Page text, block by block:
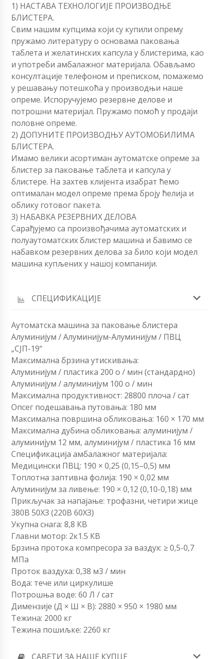
1) НАСТАВА ТЕХНОЛОГИЈЕ ПРОИЗВОДЊЕ
БЛИСТЕРА.
Свим нашим купцима који су купили опрему
пружамо литературу о основама паковања
таблета и желатинских капсула у блистерима, као
и употреби амбалажног материјала. Обављамо
консултације телефоном и преписком, помажемо
у решавању потешкоћа у производњи наше
опреме. Испоручујемо резервне делове и
потрошни материјал. Пружамо помоћ у продаји
половне опреме.
2) ДОПУНИТЕ ПРОИЗВОДЊУ АУТОМОБИЛИМА
БЛИСТЕРА.
Имамо велики асортиман аутоматске опреме за
блистер за паковање таблета и капсула у
блистере. На захтев клијента изабрат ћемо
оптималан модел опреме према броју ћелија и
облику готовог пакета.
3) НАБАВКА РЕЗЕРВНИХ ДЕЛОВА
Сарађујемо са произвођачима аутоматских и
полуаутоматских блистер машина и бавимо се
набавком резервних делова за било који модел
машина купљених у нашој компанији.
СПЕЦИФИКАЦИЈЕ
Аутоматска машина за паковање блистера
Алуминијум / Алуминијум-Алуминијум / ПВЦ
„СЈП-19“
Максимална брзина утискивања:
Алуминијум / пластика 200 о / мин (стандардно)
Алуминијум / алуминијум 100 о / мин
Максимална продуктивност: 28800 плоча / сат
Опсег подешавања путовања: 180 мм
Максимална површина обликовања: 160 × 170 мм
Максимална дубина обликовања: алуминијум /
алуминијум 12 мм, алуминијум / пластика 16 мм
Спецификација амбалажног материјала:
Медицински ПВЦ: 190 × 0,25 (0,15–0,5) мм
Топлотна заптивна фолија: 190 × 0,02 мм
Алуминијум за ливење: 190 × 0,12 (0,10-0,18) мм
Прикључак за напајање: трофазни, четири жице
380В 50ХЗ (220В 60ХЗ)
Укупна снага: 8,8 КВ
Главни мотор: 2к1.5 КВ
Брзина протока компресора за ваздух: ≥ 0,5-0,7
МПа
Проток ваздуха: 0,38 м3 / мин
Вода: тече или циркулише
Потрошња воде: 60 Л / сат
Димензије (Д × Ш × В): 2880 × 950 × 1980 мм
Тежина: 2000 кг
Тежина пошиљке: 2260 кг
САВЕТИ ЗА НАШЕ КУПЦЕ